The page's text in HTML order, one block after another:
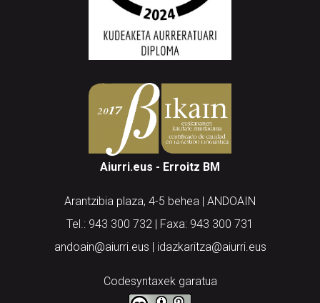
Aiurri.eus - Erroitz BM
Arantzibia plaza, 4-5 behea | ANDOAIN
Tel.: 943 300 732 | Faxa: 943 300 731
andoain@aiurri.eus | idazkaritza@aiurri.eus
Codesyntaxek garatua